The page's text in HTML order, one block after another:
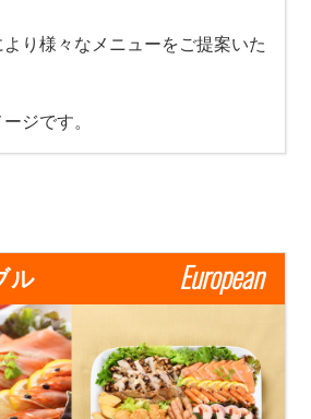
り様々なメニューをご提案いた
ジです。
ル European